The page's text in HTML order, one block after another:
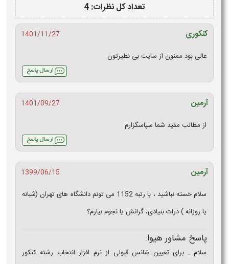
تعداد کل نظرات: 4
کنکوری
1401/11/27
عالی بود ممنون از سایت بی نظیرتون
آرمین
1401/09/27
از مطالب مفید شما سپاسگزارم
آرمین
1399/06/15
سلام خسته نباشید ، با رتبه 1152 می تونم دانشگاه های تهران (شبانه
یا روزانه ) ذرات بنیادی، گرانش یا نجوم بیارم؟
پاسخ مشاور هیوا:
سلام . برای تعیین شانس قبولی از نرم افزار انتخاب رشته کنکور